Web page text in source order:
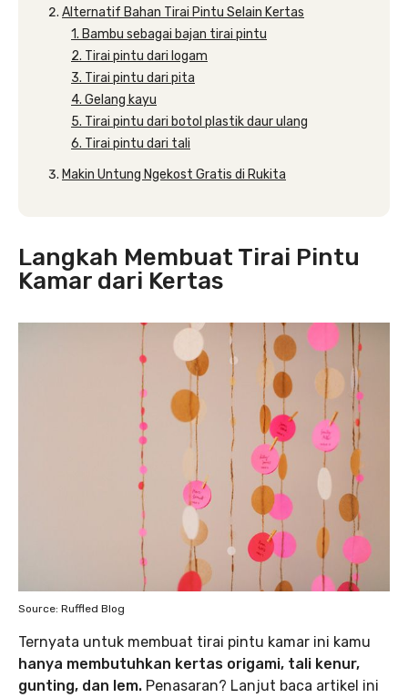
Alternatif Bahan Tirai Pintu Selain Kertas
1. Bambu sebagai bajan tirai pintu
2. Tirai pintu dari logam
3. Tirai pintu dari pita
4. Gelang kayu
5. Tirai pintu dari botol plastik daur ulang
6. Tirai pintu dari tali
Makin Untung Ngekost Gratis di Rukita
Langkah Membuat Tirai Pintu
Kamar dari Kertas
Source: Ruffled Blog
Ternyata untuk membuat tirai pintu kamar ini kamu
hanya membutuhkan kertas origami, tali kenur,
gunting, dan lem. Penasaran? Lanjut baca artikel ini